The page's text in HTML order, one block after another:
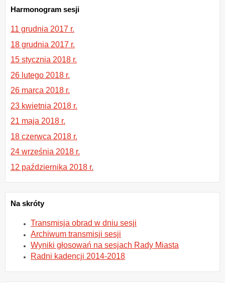
Harmonogram sesji
11 grudnia 2017 r.
18 grudnia 2017 r.
15 stycznia 2018 r.
26 lutego 2018 r.
26 marca 2018 r.
23 kwietnia 2018 r.
21 maja 2018 r.
18 czerwca 2018 r.
24 września 2018 r.
12 października 2018 r.
Na skróty
Transmisja obrad w dniu sesji
Archiwum transmisji sesji
Wyniki głosowań na sesjach Rady Miasta
Radni kadencji 2014-2018